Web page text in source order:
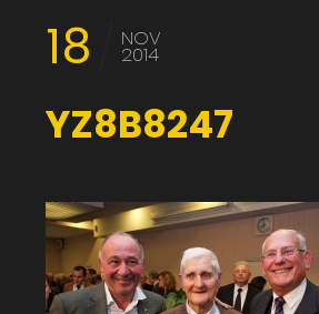
18 NOV
2014
YZ8B8247